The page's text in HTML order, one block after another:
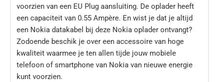
voorzien van een EU Plug aansluiting. De oplader heeft
een capaciteit van 0.55 Ampère. En wist je dat je altijd
een Nokia datakabel bij deze Nokia oplader ontvangt?
Zodoende beschik je over een accessoire van hoge
kwaliteit waarmee je ten allen tijde jouw mobiele
telefoon of smartphone van Nokia van nieuwe energie
kunt voorzien.